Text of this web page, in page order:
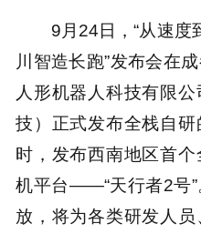
9月24日，“从速度
川智造长跑”发布会在
人形机器人科技有限
技）正式发布全栈自
时，发布西南地区首
机平台——“天行者2号
放，将为各类研发人员